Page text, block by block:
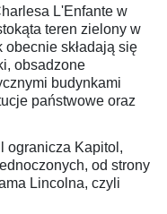
L'Enfante w
teren zielony w
obecnie składają się
obsadzone
budynkami
państwowe oraz
ogranicza Kapitol,
od strony
Lincolna, czyli